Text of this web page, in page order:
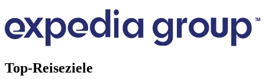
Top-Reiseziele